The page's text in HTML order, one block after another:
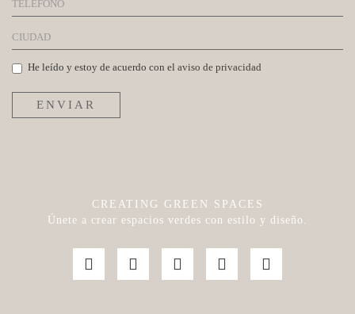
He leído y estoy de acuerdo con el aviso de privacidad
ENVIAR
CREATING GREEN SPACES
Únete a crear espacios verdes con estilo y diseño.